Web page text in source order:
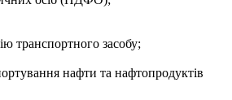
транспортного засобу;
нафти та нафтопродуктів